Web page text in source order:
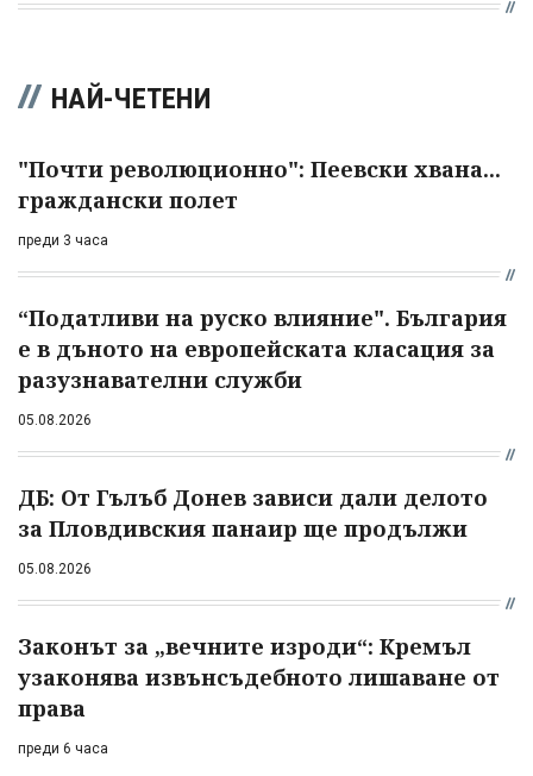
НАЙ-ЧЕТЕНИ
"Почти революционно": Пеевски хвана...
граждански полет
преди 3 часа
“Податливи на руско влияние". България
е в дъното на европейската класация за
разузнавателни служби
05.08.2026
ДБ: От Гълъб Донев зависи дали делото
за Пловдивския панаир ще продължи
05.08.2026
Законът за „вечните изроди“: Кремъл
узаконява извънсъдебното лишаване от
права
преди 6 часа